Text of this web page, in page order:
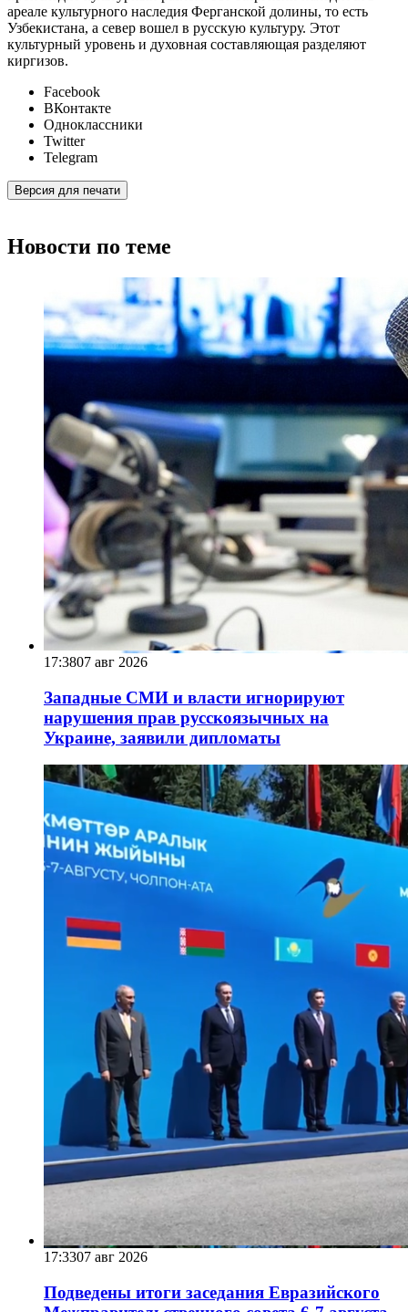
ареале культурного наследия Ферганской долины, то есть
Узбекистана, а север вошел в русскую культуру. Этот
культурный уровень и духовная составляющая разделяют
киргизов.
Facebook
ВКонтакте
Одноклассники
Twitter
Telegram
Версия для печати
Новости по теме
17:3807 авг 2026
Западные СМИ и власти игнорируют
нарушения прав русскоязычных на
Украине, заявили дипломаты
17:3307 авг 2026
Подведены итоги заседания Евразийского